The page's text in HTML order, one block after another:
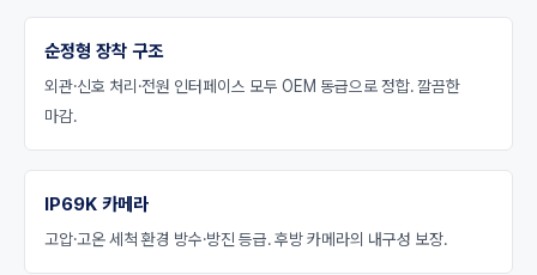
순정형 장착 구조
외관·신호 처리·전원 인터페이스 모두 OEM 동급으로 정합. 깔끔한
마감.
IP69K 카메라
고압·고온 세척 환경 방수·방진 등급. 후방 카메라의 내구성 보장.